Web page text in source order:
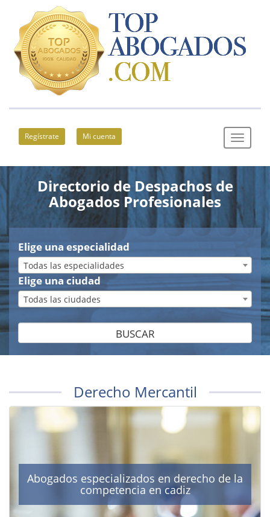
Regístrate Mi cuenta
Directorio de Despachos de
Abogados Profesionales
Elige una especialidad
Todas las especialidades
Elige una ciudad
Todas las ciudades
BUSCAR
Derecho Mercantil
Abogados especializados en derecho de la
competencia en cadiz